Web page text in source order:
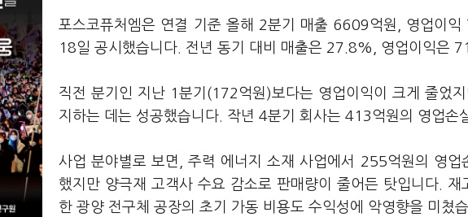
포스코퓨처엠은 연결 기준 올해 2분기 매출 6609억원, 영업이
18일 공시했습니다. 전년 동기 대비 매출은 27.8%, 영업이익은
직전 분기인 지난 1분기(172억원)보다는 영업이익이 크게 줄었
지하는 데는 성공했습니다. 작년 4분기 회사는 413억원의 영업손
사업 분야별로 보면, 주력 에너지 소재 사업에서 255억원의 영
했지만 양극재 고객사 수요 감소로 판매량이 줄어든 탓입니다.
한 광양 전구체 공장의 초기 가동 비용도 수익성에 악영향을 미쳤